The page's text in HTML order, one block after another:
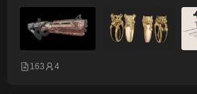
163 4